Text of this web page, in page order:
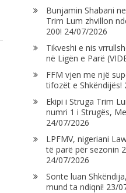
Bunjamin Shabani
Trim Lum zhvillon
200! 24/07/2026
Tikveshi e nis
në Ligën e Parë
FFM vjen me një
tifozët e Shkëndijës!
Ekipi i Struga Trim
numri 1 i Strugës,
24/07/2026
LPFMV, nigeriani
të parë për sezonin
24/07/2026
Sonte luan
mund ta ndiqni! 23/